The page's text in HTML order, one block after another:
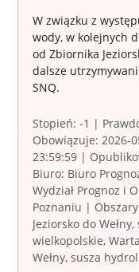
W związku z
wody, w kolejnych
od Zbiornika
dalsze
SNQ.
Stopień: -1 |
Obowiązuje: 2026-
23:59:59 |
Biuro: Biuro
Wydział Prognoz i
Poznaniu |
Jeziorsko do
wielkopolskie,
Wełny, susza